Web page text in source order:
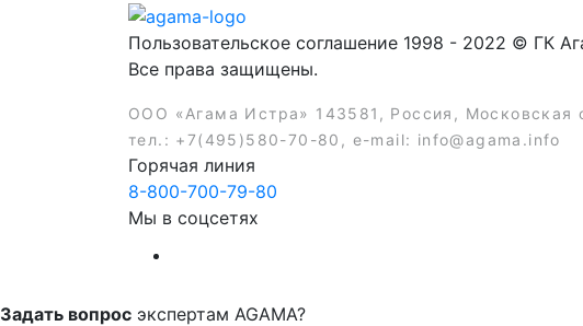
Пользовательское соглашение 1998 - 2022 © ГК
Все права защищены.
ООО «Агама Истра» 143581, Россия,
тел.: +7(495)580-70-80, e-mail: info@agama.info
Горячая линия
8-800-700-79-80
Мы в соцсетях
Задать вопрос экспертам AGAMA?